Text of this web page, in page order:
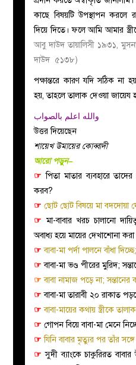
কাছে বিষয়টি উপস্থাপন করলে
দিয়ে দিতে। ফলে আমি আমার
আবু দাউদ তায়ালিসী ১৯৩১,
দাউদ ৫১৩৮)
পক্ষান্তরে কারণ যদি সঠিক না
হয়, তাহলে তালাক দেওয়া জায়েয
والله اعلم بالصواب
উত্তর দিয়েছেন
শায়েখ উমায়ের কোব্বাদী
আরো পড়ুন–
☞ পিতা মাতার ব্যবহারে
করব?
☞ ছোট ছোট বিষয়ে মা বদদোয়া
☞ মা-বাবার খরচ চালানো
অবাধ্য হয়ে মায়ের দেখাশোনা করা
☞ বাবা-মা পর্দা পালনে বাঁধা
☞ বাবা-মা ভণ্ড পীরের মুরিদ;
☞ বাবা নামাজ পড়ে না; সন্তানের
☞ বাবা-মা তারাবী ২০ রাকাত
☞ বাবা-মায়ের কথায় স্ত্রীকে
☞ গোপন বিয়ে বাবা-মা মেনে
☞ যিনি বাবার মৃত্যুর পর তাঁর
☞ সুদী ব্যাংকে চাকুরিরত বাবার